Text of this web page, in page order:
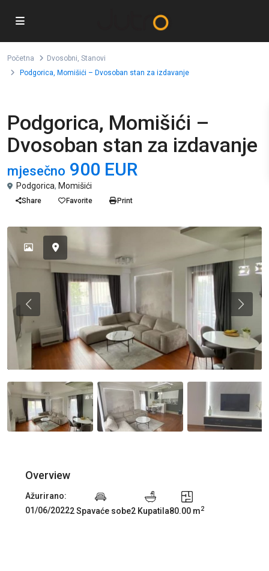
Početna Dvosobni, Stanovi
Podgorica, Momišići – Dvosoban stan za izdavanje
Podgorica, Momišići –
Dvosoban stan za izdavanje
mjesečno 900 EUR
Podgorica, Momišići
Share Favorite Print
Previous
Overview
Ažurirano:
01/06/20222 Spavaće sobe2 Kupatila80.00 m2